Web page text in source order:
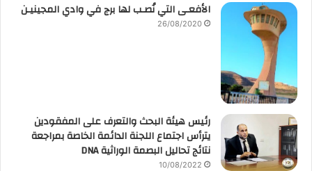
الأفعـى التي نُصـب لها برج في وادي المجينيـن
26/08/2020
رئيس هيئة البحث والتعرف على المفقودين
يترأس اجتماع اللجنة الدائمة الخاصة بمراجعة
نتائج تحاليل البصمة الوراثية DNA
10/08/2022